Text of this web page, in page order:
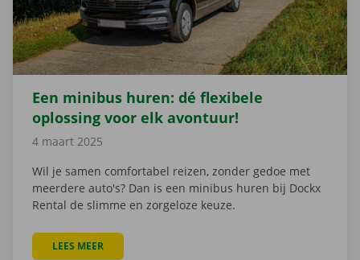
Een minibus huren: dé flexibele
oplossing voor elk avontuur!
4 maart 2025
Wil je samen comfortabel reizen, zonder gedoe met
meerdere auto's? Dan is een minibus huren bij Dockx
Rental de slimme en zorgeloze keuze.
LEES MEER